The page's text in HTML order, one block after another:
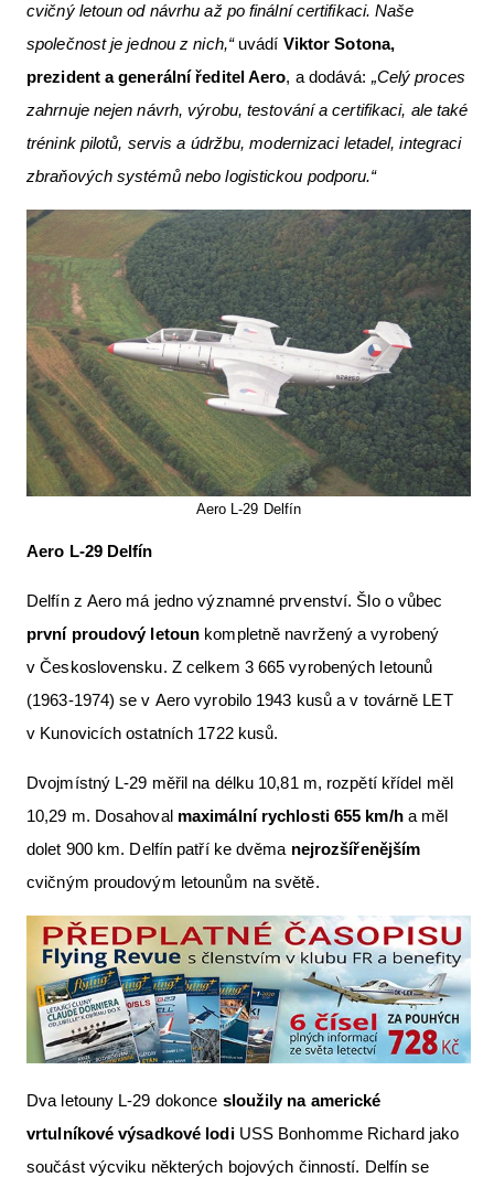
cvičný letoun od návrhu až po finální certifikaci. Naše
společnost je jednou z nich,“uvádí Viktor Sotona,
prezident a generální ředitel Aero, a dodává: „Celý proces
zahrnuje nejen návrh, výrobu, testování a certifikaci, ale také
trénink pilotů, servis a údržbu, modernizaci letadel, integraci
zbraňových systémů nebo logistickou podporu.“
Aero L-29 Delfín
Aero L-29 Delfín
Delfín z Aero má jedno významné prvenství. Šlo o vůbec
první proudový letoun kompletně navržený a vyrobený
v Československu. Z celkem 3 665 vyrobených letounů
(1963-1974) se v Aero vyrobilo 1943 kusů a v továrně LET
v Kunovicích ostatních 1722 kusů.
Dvojmístný L-29 měřil na délku 10,81 m, rozpětí křídel měl
10,29 m. Dosahoval maximální rychlosti 655 km/ha měl
dolet 900 km. Delfín patří ke dvěma nejrozšířenějším
cvičným proudovým letounům na světě.
Dva letouny L-29 dokonce sloužily na americké
vrtulníkové výsadkové lodiUSS Bonhomme Richard jako
součást výcviku některých bojových činností. Delfín se
Nabídky práce v letectví
E-SHOP